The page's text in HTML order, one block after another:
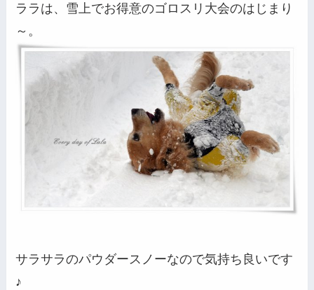
ララは、雪上でお得意のゴロスリ大会のはじまり
～。
サラサラのパウダースノーなので気持ち良いです
♪